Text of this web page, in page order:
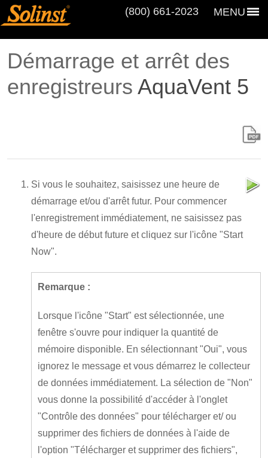
MENU
(800) 661‑2023
Démarrage et arrêt des
enregistreurs AquaVent 5
Si vous le souhaitez, saisissez une heure de
démarrage et/ou d'arrêt futur. Pour commencer
l'enregistrement immédiatement, ne saisissez pas
d'heure de début future et cliquez sur l'icône "Start
Now".
Remarque :
Lorsque l'icône "Start" est sélectionnée, une
fenêtre s'ouvre pour indiquer la quantité de
mémoire disponible. En sélectionnant "Oui", vous
ignorez le message et vous démarrez le collecteur
de données immédiatement. La sélection de "Non"
vous donne la possibilité d'accéder à l'onglet
"Contrôle des données" pour télécharger et/ ou
supprimer des fichiers de données à l'aide de
l'option "Télécharger et supprimer des fichiers",